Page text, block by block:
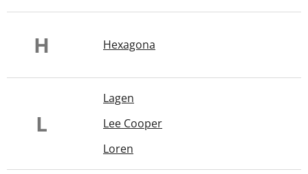
H Hexagona
L
Lagen
Lee Cooper
Loren